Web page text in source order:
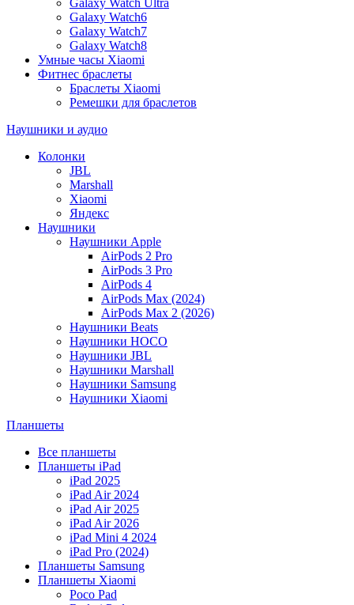
Galaxy Watch Ultra
Galaxy Watch6
Galaxy Watch7
Galaxy Watch8
Умные часы Xiaomi
Фитнес браслеты
Браслеты Xiaomi
Ремешки для браслетов
Наушники и аудио
Колонки
JBL
Marshall
Xiaomi
Яндекс
Наушники
Наушники Apple
AirPods 2 Pro
AirPods 3 Pro
AirPods 4
AirPods Max (2024)
AirPods Max 2 (2026)
Наушники Beats
Наушники HOCO
Наушники JBL
Наушники Marshall
Наушники Samsung
Наушники Xiaomi
Планшеты
Все планшеты
Планшеты iPad
iPad 2025
iPad Air 2024
iPad Air 2025
iPad Air 2026
iPad Mini 4 2024
iPad Pro (2024)
Планшеты Samsung
Планшеты Xiaomi
Poco Pad